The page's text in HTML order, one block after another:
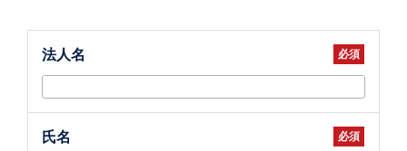
法人名
氏名